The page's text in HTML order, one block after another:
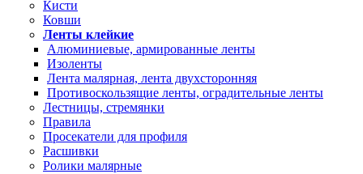
Кисти
Ковши
Ленты клейкие
Алюминиевые, армированные ленты
Изоленты
Лента малярная, лента двухсторонняя
Противоскользящие ленты, оградительные ленты
Лестницы, стремянки
Правила
Просекатели для профиля
Расшивки
Ролики малярные